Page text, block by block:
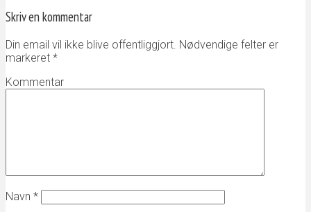
Skriv en kommentar
Din email vil ikke blive offentliggjort. Nødvendige felter er
markeret *
Kommentar
Navn *